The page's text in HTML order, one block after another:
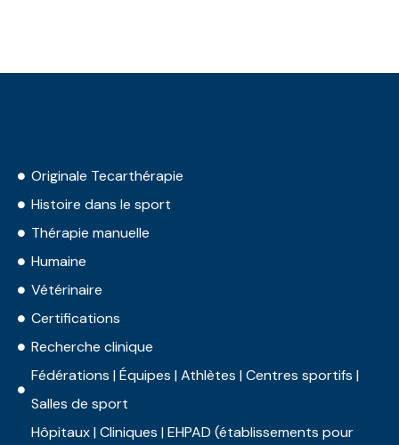
Originale Tecarthérapie
Histoire dans le sport
Thérapie manuelle
Humaine
Vétérinaire
Certifications
Recherche clinique
Fédérations | Équipes | Athlètes | Centres sportifs |
Salles de sport
Hôpitaux | Cliniques | EHPAD (établissements pour